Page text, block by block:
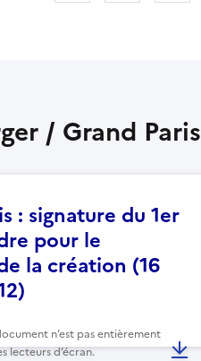
/ Grand Paris
: signature du 1er
pour le
la création (16
n’est pas entièrement
lecteurs d’écran.